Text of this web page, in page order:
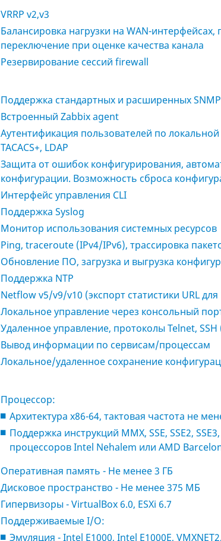
VRRP v2,v3
Балансировка нагрузки на WAN-
переключение при оценке качества канала
Резервирование сессий firewall
Поддержка стандартных и расширенных SNMP
Встроенный Zabbix agent
Аутентификация пользователей по
TACACS+, LDAP
Защита от ошибок конфигурирования,
конфигурации. Возможность сброса
Интерфейс управления CLI
Поддержка Syslog
Монитор использования системных ресурсов
Ping, traceroute (IPv4/IPv6), трассировка
Обновление ПО, загрузка и выгрузка
Поддержка NTP
Netflow v5/v9/v10 (экспорт статистики URL для
Локальное управление через консольный
Удаленное управление, протоколы Telnet, SSH
Вывод информации по сервисам/процессам
Локальное/удаленное сохранение
Процессор:
Архитектура x86-64, тактовая частота не
Поддержка инструкций MMX, SSE, SSE2,
процессоров Intel Nehalem или AMD
Оперативная память - Не менее 3 ГБ
Дисковое пространство - Не менее 375 МБ
Гипервизоры - VirtualBox 6.0, ESXi 6.7
Поддерживаемые I/O:
Эмуляция - Intel E1000, Intel E1000E,